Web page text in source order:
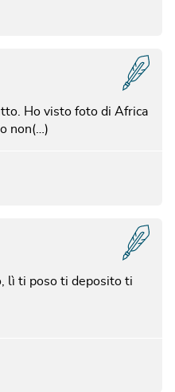
Ho visto foto di Africa
non(…)
lì ti poso ti deposito ti